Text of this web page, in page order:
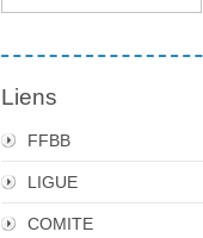
Liens
FFBB
LIGUE
COMITE